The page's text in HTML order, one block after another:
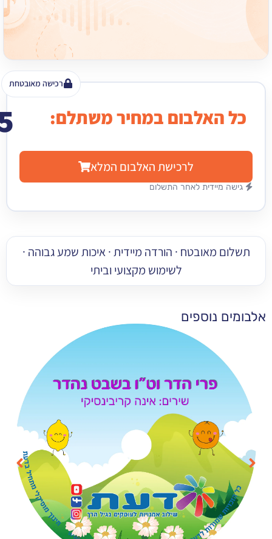
רכישה מאובטחת
האלבום במחיר משתלם: ₪ 15
לרכישת האלבום המלא
מיידית לאחר התשלום
מאובטח · הורדה מיידית · איכות שמע גבוהה ·
לשימוש מקצועי וביתי
נוספים